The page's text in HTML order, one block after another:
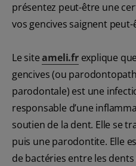
présentez peut-être une
vos gencives saignent peut-
Le siteameli.frexplique
gencives (ou
parodontale) est une
responsable d’une
soutien de la dent. Elle se
puis une parodontite. Elle
de bactéries entre les